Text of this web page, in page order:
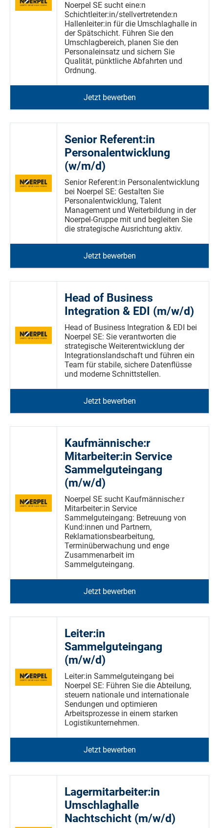
Noerpel SE sucht eine:n
Schichtleiter:in/stellvertretende:n
Hallenleiter:in für die Umschlaghalle in
der Spätschicht. Führen Sie den
Umschlagbereich, planen Sie den
Personaleinsatz und sichern Sie
Qualität, pünktliche Abfahrten und
Ordnung.
Jetzt bewerben
Senior Referent:in
Personalentwicklung
(w/m/d)
Senior Referent:in Personalentwicklung
bei Noerpel SE: Gestalten Sie
Personalentwicklung, Talent
Management und Weiterbildung in der
Noerpel-Gruppe mit und begleiten Sie
die strategische Ausrichtung aktiv.
Jetzt bewerben
Head of Business
Integration & EDI (m/w/d)
Head of Business Integration & EDI bei
Noerpel SE: Sie verantworten die
strategische Weiterentwicklung der
Integrationslandschaft und führen ein
Team für stabile, sichere Datenflüsse
und moderne Schnittstellen.
Jetzt bewerben
Kaufmännische:r
Mitarbeiter:in Service
Sammelguteingang
(m/w/d)
Noerpel SE sucht Kaufmännische:r
Mitarbeiter:in Service
Sammelguteingang: Betreuung von
Kund:innen und Partnern,
Reklamationsbearbeitung,
Terminüberwachung und enge
Zusammenarbeit im
Sammelguteingang.
Jetzt bewerben
Leiter:in
Sammelguteingang
(m/w/d)
Leiter:in Sammelguteingang bei
Noerpel SE: Führen Sie die Abteilung,
steuern nationale und internationale
Sendungen und optimieren
Arbeitsprozesse in einem starken
Logistikunternehmen.
Jetzt bewerben
Lagermitarbeiter:in
Umschlaghalle
Nachtschicht (m/w/d)